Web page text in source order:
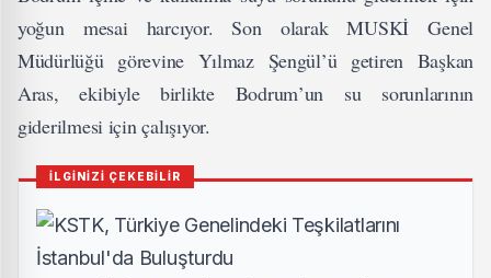
yoğun mesai harcıyor. Son olarak MUSKİ Genel
Müdürlüğü görevine Yılmaz Şengül’ü getiren Başkan
Aras, ekibiyle birlikte Bodrum’un su sorunlarının
giderilmesi için çalışıyor.
İLGİNİZİ ÇEKEBİLİR